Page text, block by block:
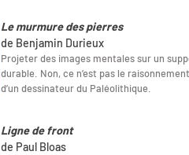
Le murmure des pierres
de Benjamin Durieux
Projeter des images mentales sur un
durable. Non, ce n’est pas le
d’un dessinateur du Paléolithique.
Ligne de front
de Paul Bloas